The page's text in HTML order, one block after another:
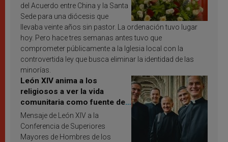
del Acuerdo entre China y la Santa
Sede para una diócesis que
llevaba veinte años sin pastor. La ordenación tuvo lugar
hoy. Pero hace tres semanas antes tuvo que
comprometer públicamente a la Iglesia local con la
controvertida ley que busca eliminar la identidad de las
minorías.
León XIV anima a los
religiosos a ver la vida
comunitaria como fuente de
inspiración y santificación
Mensaje de León XIV a la
Conferencia de Superiores
Mayores de Hombres de los